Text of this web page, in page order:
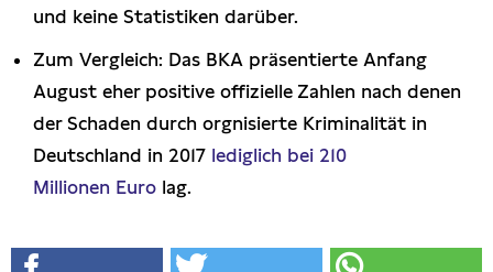
und keine Statistiken darüber.
Zum Vergleich: Das BKA präsentierte Anfang
August eher positive offizielle Zahlen nach denen
der Schaden durch orgnisierte Kriminalität in
Deutschland in 2017 lediglich bei 210
Millionen Euro lag.